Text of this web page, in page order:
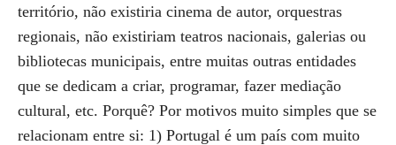
território, não existiria cinema de autor, orquestras
regionais, não existiriam teatros nacionais, galerias ou
bibliotecas municipais, entre muitas outras entidades
que se dedicam a criar, programar, fazer mediação
cultural, etc. Porquê? Por motivos muito simples que se
relacionam entre si: 1) Portugal é um país com muito